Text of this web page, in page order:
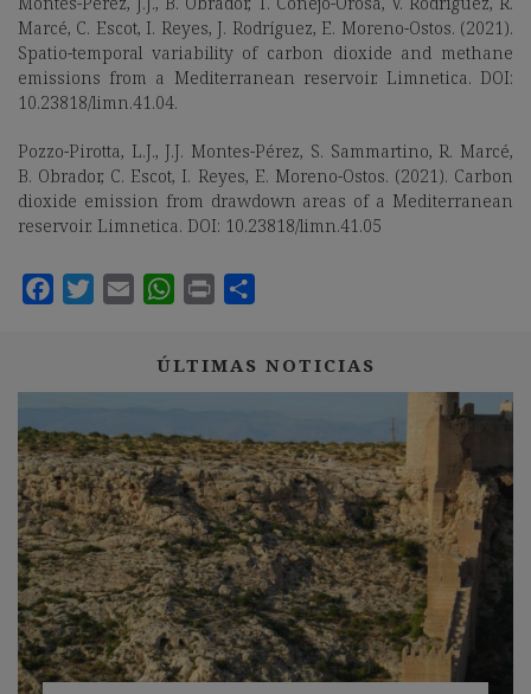
Marcé, C. Escot, I. Reyes, J. Rodríguez, E. Moreno-Ostos. (2021).
Spatio-temporal variability of carbon dioxide and methane
emissions from a Mediterranean reservoir. Limnetica. DOI:
10.23818/limn.41.04.
Pozzo-Pirotta, L.J., J.J. Montes-Pérez, S. Sammartino, R. Marcé,
B. Obrador, C. Escot, I. Reyes, E. Moreno-Ostos. (2021). Carbon
dioxide emission from drawdown areas of a Mediterranean
reservoir. Limnetica. DOI: 10.23818/limn.41.05
ÚLTIMAS NOTICIAS